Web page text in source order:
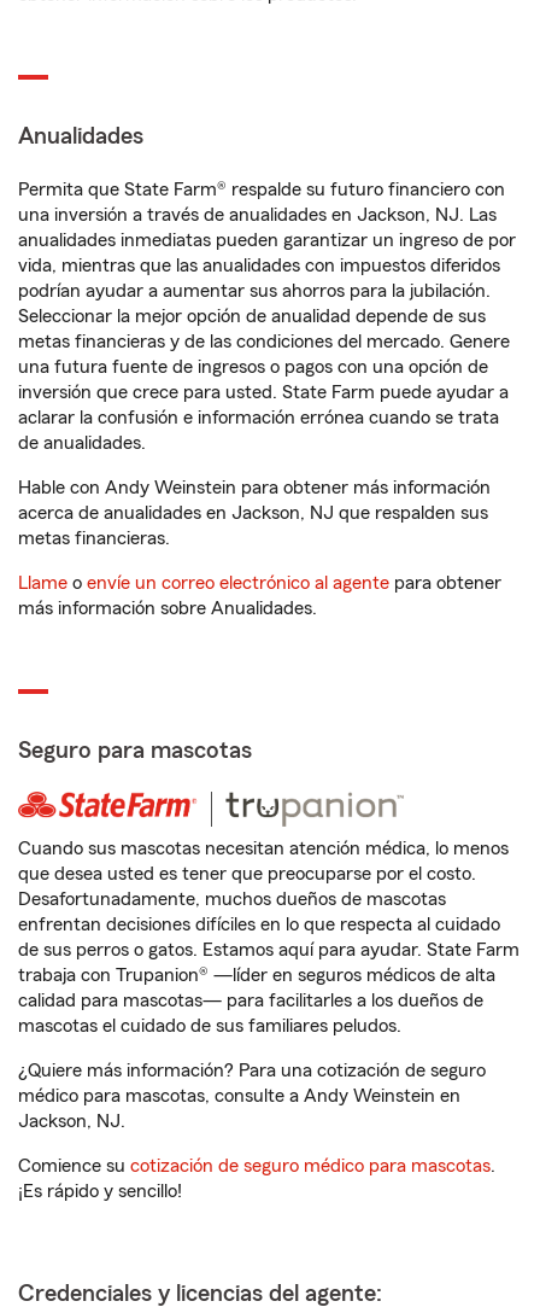
Anualidades
Permita que State Farm® respalde su futuro financiero con
una inversión a través de anualidades en Jackson, NJ. Las
anualidades inmediatas pueden garantizar un ingreso de por
vida, mientras que las anualidades con impuestos diferidos
podrían ayudar a aumentar sus ahorros para la jubilación.
Seleccionar la mejor opción de anualidad depende de sus
metas financieras y de las condiciones del mercado. Genere
una futura fuente de ingresos o pagos con una opción de
inversión que crece para usted. State Farm puede ayudar a
aclarar la confusión e información errónea cuando se trata
de anualidades.
Hable con Andy Weinstein para obtener más información
acerca de anualidades en Jackson, NJ que respalden sus
metas financieras.
Llame o envíe un correo electrónico al agente para obtener
más información sobre Anualidades.
Seguro para mascotas
Cuando sus mascotas necesitan atención médica, lo menos
que desea usted es tener que preocuparse por el costo.
Desafortunadamente, muchos dueños de mascotas
enfrentan decisiones difíciles en lo que respecta al cuidado
de sus perros o gatos. Estamos aquí para ayudar. State Farm
trabaja con Trupanion® —líder en seguros médicos de alta
calidad para mascotas— para facilitarles a los dueños de
mascotas el cuidado de sus familiares peludos.
¿Quiere más información? Para una cotización de seguro
médico para mascotas, consulte a Andy Weinstein en
Jackson, NJ.
Comience su cotización de seguro médico para mascotas.
¡Es rápido y sencillo!
Credenciales y licencias del agente: